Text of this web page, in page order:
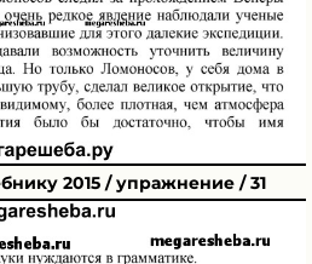
2015 / упражнение / 31